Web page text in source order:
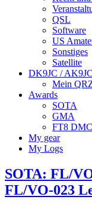
QSL
Software
US
Sonstiges
Satellite
DK9JC / AK9JC
Mein
Awards
SOTA
GMA
FT8 DMC
My gear
My Logs
SOTA: FL/
FL/VO-023